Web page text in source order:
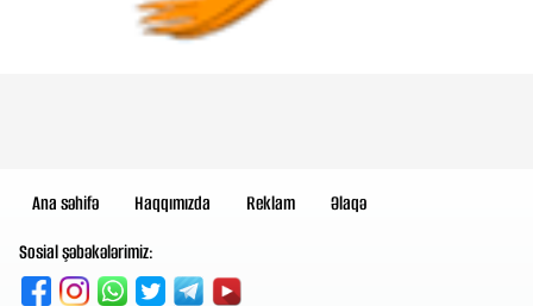
Ana səhifə Haqqımızda Reklam
Əlaqə
Sosial şəbəkələrimiz: